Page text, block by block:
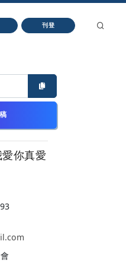
刊登
你真愛